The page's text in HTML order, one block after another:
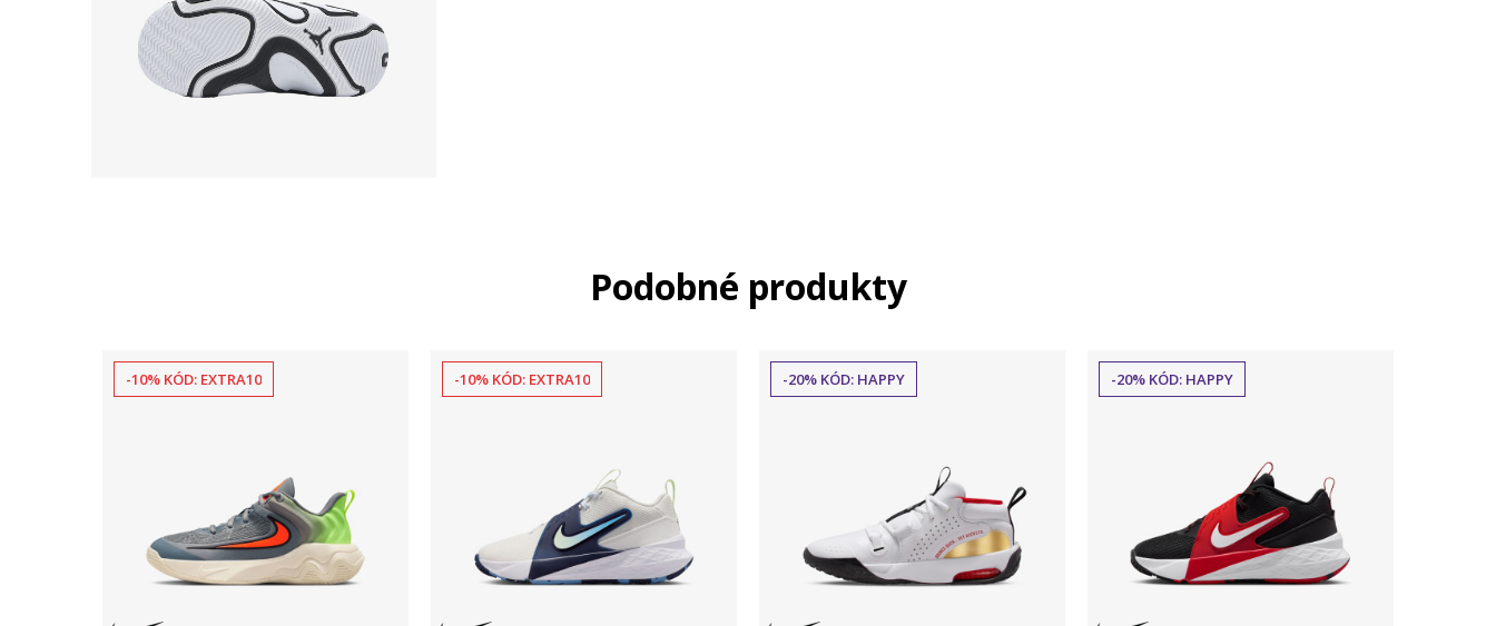
Podobné produkty
-10% KÓD: EXTRA10 -10% KÓD: EXTRA10 -20% KÓD: HAPPY -20% KÓD: HAPPY